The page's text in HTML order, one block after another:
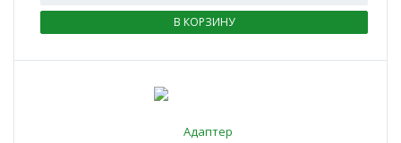
В КОРЗИНУ